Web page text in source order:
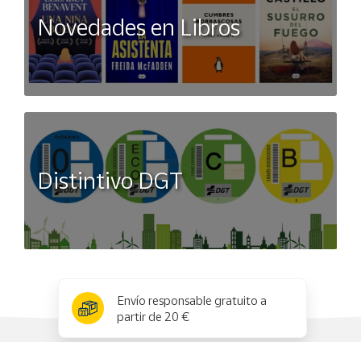
Novedades en Libros
Distintivo DGT
Envío responsable gratuito a
partir de 20 €